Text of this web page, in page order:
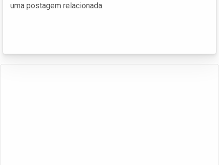
uma postagem relacionada.